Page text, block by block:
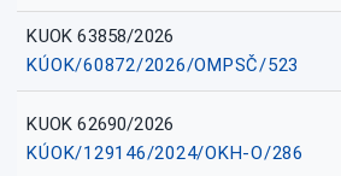
KUOK 63858/2026
KÚOK/60872/2026/OMPSČ/523
KUOK 62690/2026
KÚOK/129146/2024/OKH-O/286